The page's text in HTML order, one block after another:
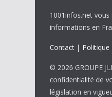
1001infos.net vous
informations en
Contact | Politique
© 2026 GROUPE
confidentialité de
législation en